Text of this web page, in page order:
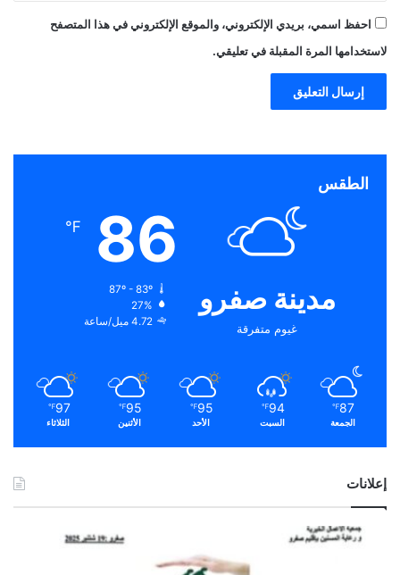
احفظ اسمي، بريدي الإلكتروني، والموقع الإلكتروني في هذا المتصفح
لاستخدامها المرة المقبلة في تعليقي.
الطقس
مدينة صفرو
غيوم متفرقة
86
℉
87º - 83º
27%
4.72 ميل/ساعة
87
℉
الجمعة
94
℉
السبت
95
℉
الأحد
95
℉
الأثنين
97
℉
الثلاثاء
إعلانات